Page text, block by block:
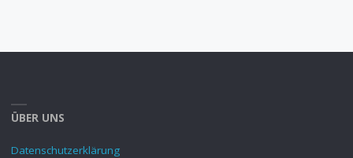
ÜBER UNS
Datenschutzerklärung